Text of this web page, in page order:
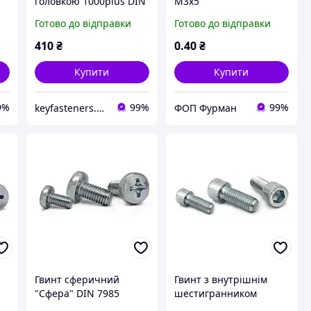
цинк білий 1000 шт./
партія (2 упк. по 500
Готово до відправки
410 ₴
Купити
keyfasteners.com.ua 99%
Готово до відправки
0.40₴
Купити
ФОП Фурман 99%
Гвинт сферичний
"Сфера" DIN 7985
Гвинт з внутрішнім
шестигранником